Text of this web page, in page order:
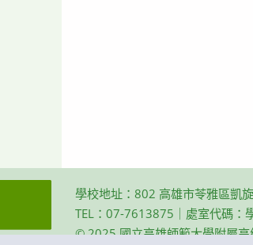
學校地址：802 高雄市苓雅區凱
TEL：07-7613875｜處室代碼
© 2025 國立高雄師範大學附屬